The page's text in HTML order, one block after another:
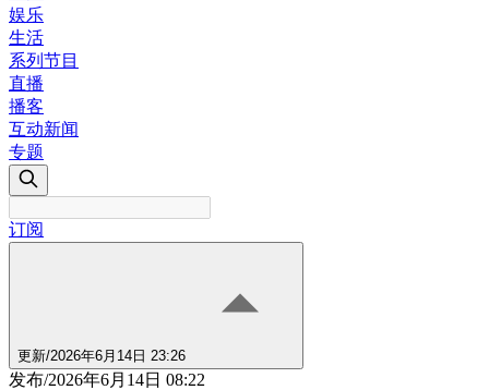
娱乐
生活
系列节目
直播
播客
互动新闻
专题
订阅
更新/2026年6月14日 23:26
发布/2026年6月14日 08:22